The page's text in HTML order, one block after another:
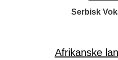
Serbisk
Afrikanske